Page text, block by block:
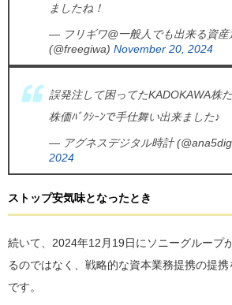
ましたね！
— フリギワ@一般人でも出来る資産
(@freegiwa) November 20, 2024
誤発注して困ってたKADOKAWA株
株価ﾊﾞｸｼｰﾝで手仕舞い出来ました♪
— アグネスデジタル時計
2024
ストップ安気味となったとき
続いて、2024年12月19日にソニーグループ
るのではなく、戦略的な資本業務提携の提
です。